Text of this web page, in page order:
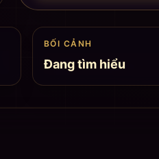
BỐI CẢNH
Đang tìm hiểu